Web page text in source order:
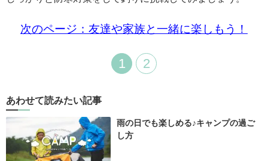
次のページ：友達や家族と一緒に楽しもう！
1 2
あわせて読みたい記事
雨の日でも楽しめる♪キャンプの過ご
し方